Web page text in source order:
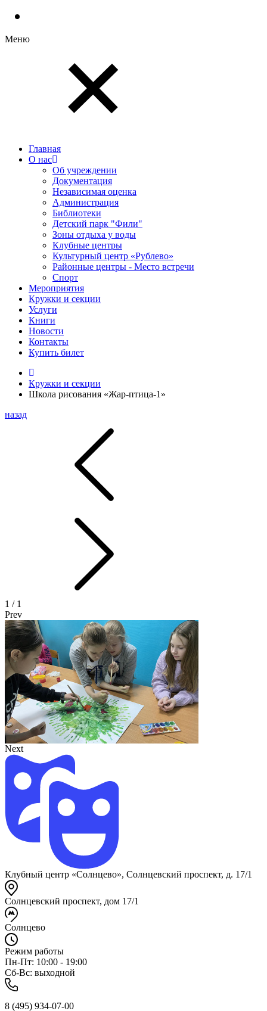
Меню
Главная
О нас
Об учреждении
Документация
Независимая оценка
Администрация
Библиотеки
Детский парк "Фили"
Зоны отдыха у воды
Клубные центры
Культурный центр «Рублево»
Районные центры - Место встречи
Спорт
Мероприятия
Кружки и секции
Услуги
Книги
Новости
Контакты
Купить билет
Кружки и секции
Школа рисования «Жар-птица-1»
назад
1 / 1
Prev
Next
Клубный центр «Солнцево», Солнцевский проспект, д. 17/1
Солнцевский проспект, дом 17/1
Солнцево
Режим работы
Пн-Пт: 10:00 - 19:00
Сб-Вс: выходной
8 (495) 934-07-00